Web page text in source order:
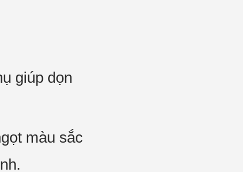
giúp dọn
màu sắc